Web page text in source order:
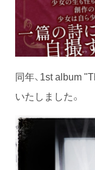
同年、1st album
いたしました。